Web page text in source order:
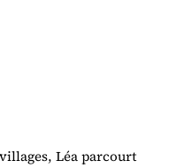
Léa parcourt